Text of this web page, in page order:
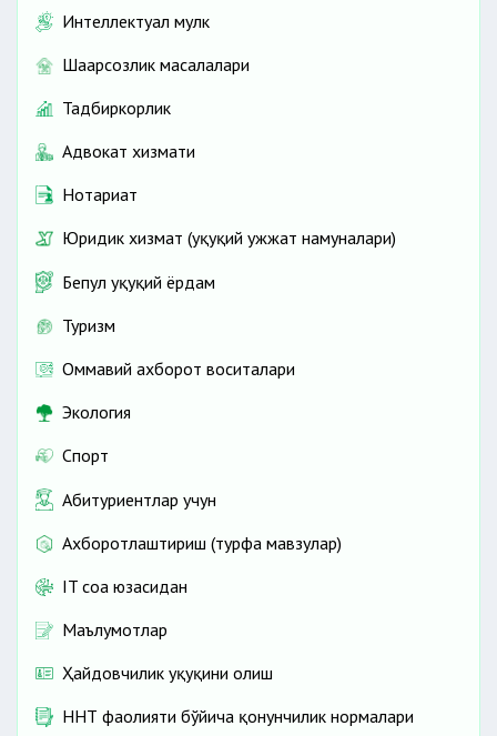
Интеллектуал мулк
Шаҳарсозлик масалалари
Тадбиркорлик
Адвокат хизмати
Нотариат
Юридик хизмат (ҳуқуқий ҳужжат намуналари)
Бепул ҳуқуқий ёрдам
Туризм
Оммавий ахборот воситалари
Экология
Спорт
Абитуриентлар учун
Ахборотлаштириш (турфа мавзулар)
IT соҳа юзасидан
Маълумотлар
Ҳайдовчилик ҳуқуқини олиш
ННТ фаолияти бўйича қонунчилик нормалари